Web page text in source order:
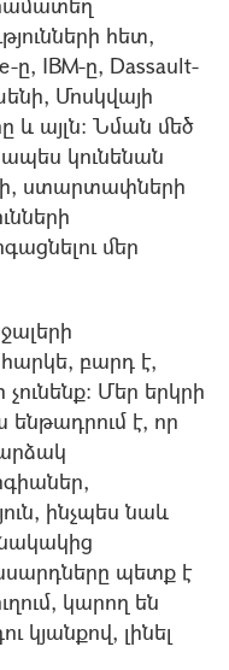
հետ,
ը, IBM-ը, Dassault-
Մոսկվայի
այլն: Նման մեծ
կունենան
ստարտափների
մեր
բարդ է,
Մեր երկրի
է, որ
ինչպես նաև
պետք է
կարող են
լինել